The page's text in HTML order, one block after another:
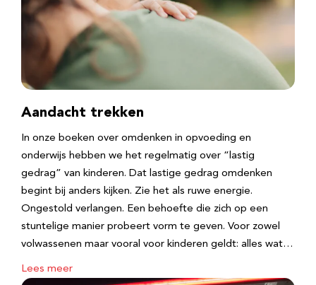
Aandacht trekken
In onze boeken over omdenken in opvoeding en
onderwijs hebben we het regelmatig over “lastig
gedrag” van kinderen. Dat lastige gedrag omdenken
begint bij anders kijken. Zie het als ruwe energie.
Ongestold verlangen. Een behoefte die zich op een
stuntelige manier probeert vorm te geven. Voor zowel
volwassenen maar vooral voor kinderen geldt: alles wat…
Lees meer